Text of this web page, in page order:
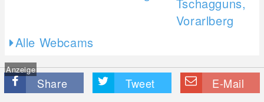
Alle Webcams
Anzeige
Share Tweet E-Mail